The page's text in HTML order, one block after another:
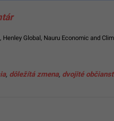
, Henley Global, Nauru Economic and
, dôležítá zmena, dvojité